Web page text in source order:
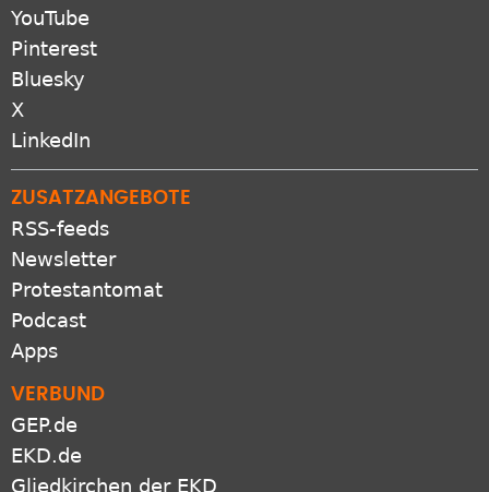
YouTube
Pinterest
Bluesky
X
LinkedIn
ZUSATZANGEBOTE
RSS-feeds
Newsletter
Protestantomat
Podcast
Apps
VERBUND
GEP.de
EKD.de
Gliedkirchen der EKD